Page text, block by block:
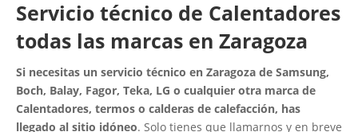
Servicio técnico de Calentadores
todas las marcas en Zaragoza
Si necesitas un servicio técnico en Zaragoza de Samsung,
Boch, Balay, Fagor, Teka, LG o cualquier otra marca de
Calentadores, termos o calderas de calefacción, has
llegado al sitio idóneo. Solo tienes que llamarnos y en breve